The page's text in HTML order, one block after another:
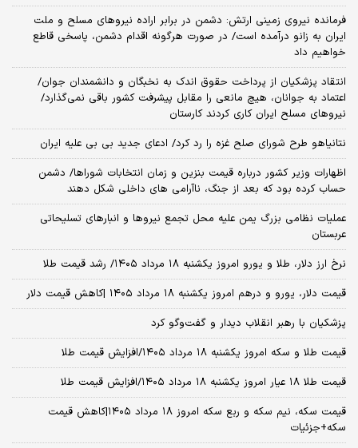
فرمانده نیروی زمینی ارتش: دشمن در برابر اراده نیروهای مسلح و ملت
ایران به زانو درآمده است/ در صورت هرگونه اقدام دشمن، پاسخی قاطع
خواهیم داد
انتقاد پزشکیان از پرداخت حقوق اندک به نخبگان و دانشمندان جوان/
اعتماد به جوانان، هیچ مانعی را مقابل پیشرفت کشور باقی نمی‌گذارد/
نیروهای مسلح ایران کاری کردند کارستان
نتانیاهو طرح شورای صلح غزه را رد کرد/ ادعای جدید بی بی علیه ایران
اظهارات وزیر کشور درباره قیمت بنزین و زمان انتخابات شوراها/ دشمن
حساب کرده بود که بعد از جنگ، ناآرامی‌ های داخلی شکل دهند
عملیات نظامی بزرگ یمن علیه محل تجمع نیروها و انبارهای تسلیحاتی
عربستان
نرخ ارز دلار، طلا و یورو امروز یکشنبه ۱۸ مرداد ۱۴۰۵/ رشد قیمت طلا
قیمت دلار، یورو و درهم امروز یکشنبه ۱۸ مرداد ۱۴۰۵ |کاهش قیمت دلار
پزشکیان با رهبر انقلاب دیدار و گفت‌وگو کرد
قیمت طلا و سکه امروز یکشنبه ۱۸ مرداد ۱۴۰۵/افزایش قیمت طلا
قیمت طلا ۱۸ عیار امروز یکشنبه ۱۸ مرداد ۱۴۰۵/افزایش قیمت طلا
قیمت سکه، نیم سکه و ربع سکه امروز ۱۸ مرداد ۱۴۰۵|کاهش قیمت
سکه+جزئیات